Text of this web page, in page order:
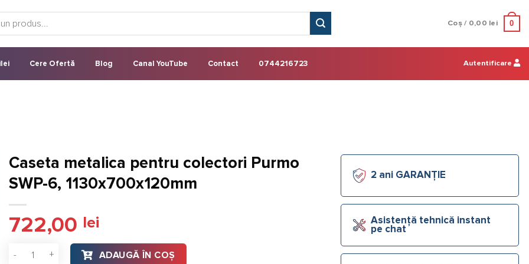
Coș / 0,00 lei 0
Cere Ofertă Blog Canal YouTube Contact 0744216723 Autentificare
Caseta metalica pentru colectori Purmo
SWP-6, 1130x700x120mm
722,00 lei
Cantitate Caseta metalica pentru colectori Purmo SWP-6, 1130x700x120mm
ADAUGĂ ÎN COȘ
2 ani GARANȚIE
Asistență tehnică instant
pe chat